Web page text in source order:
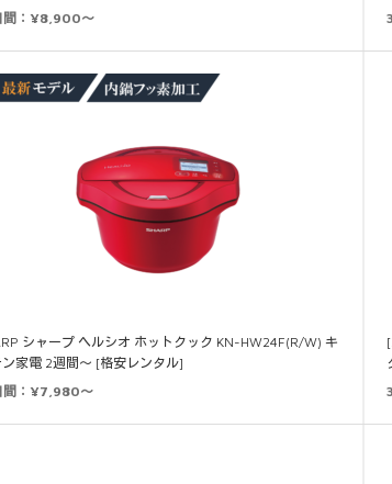
間：¥8,900～
シャープ ヘルシオ ホットクック KN-HW24F(R/W) キ
ン家電 2週間～ [格安レンタル]
間：¥7,980～